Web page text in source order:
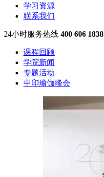
学习资源
联系我们
24小时服务热线 400 606 1838
课程回顾
学院新闻
专题活动
中印瑜伽峰会